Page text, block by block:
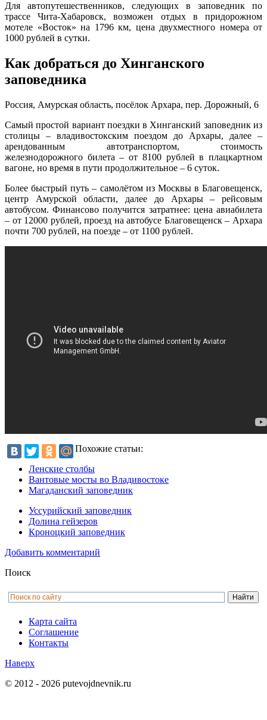
Для автопутешественников, следующих в заповедник по
трассе Чита-Хабаровск, возможен отдых в придорожном
мотеле «Восток» на 1796 км, цена двухместного номера от
1000 рублей в сутки.
Как добраться до Хинганского
заповедника
Россия, Амурская область, посёлок Архара, пер. Дорожный, 6
Самый простой вариант поездки в Хинганский заповедник из
столицы – владивостокским поездом до Архары, далее –
арендованным автотранспортом, стоимость
железнодорожного билета – от 8100 рублей в плацкартном
вагоне, но время в пути продолжительное – 6 суток.
Более быстрый путь – самолётом из Москвы в Благовещенск,
центр Амурской области, далее до Архары – рейсовым
автобусом. Финансово получится затратнее: цена авиабилета
– от 12000 рублей, проезд на автобусе Благовещенск – Архара
почти 700 рублей, на поезде – от 1100 рублей.
Похожие статьи:
Ленские столбы
Вантовые мосты во Владивостоке
Магаданский заповедник
Уссурийский заповедник
Долина гейзеров
Кроноцкий заповедник
Добавить комментарий
Поиск
Карта сайта
Соглашение
Контакты
Наверх
© 2012 - 2026 putevojdnevnik.ru